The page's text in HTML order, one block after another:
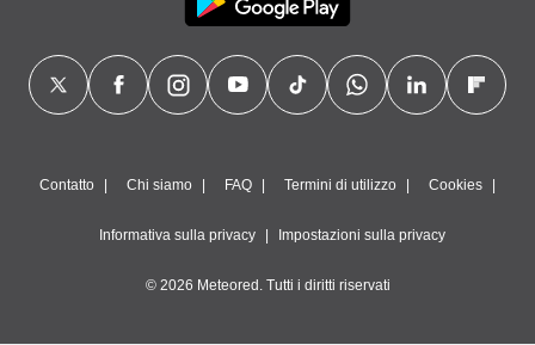
Contatto Chi siamo FAQ Termini di utilizzo Cookies
Informativa sulla privacy Impostazioni sulla privacy
© 2026 Meteored. Tutti i diritti riservati